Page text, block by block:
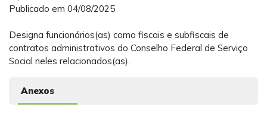
Publicado em 04/08/2025
Designa funcionários(as) como fiscais e subfiscais de
contratos administrativos do Conselho Federal de Serviço
Social neles relacionados(as).
Anexos